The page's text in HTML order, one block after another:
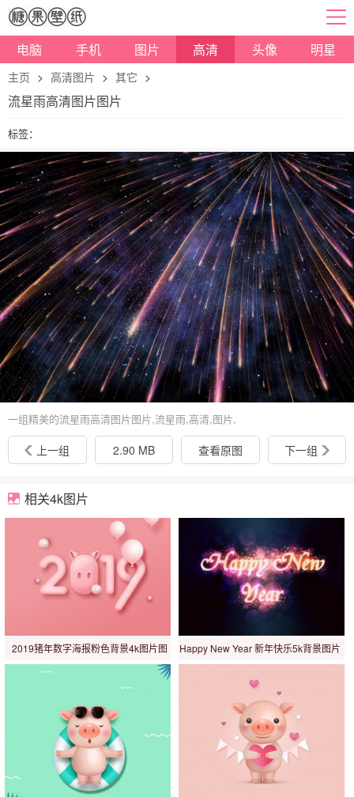
电脑 手机 图片 高清 头像 明星
主页 > 高清图片 > 其它 >
流星雨高清图片图片
标签：
一组精美的流星雨高清图片图片,流星雨,高清,图片,
上一组 2.90 MB 查看原图 下一组
相关4k图片
2019猪年数字海报粉色背景4k图片图
片
Happy New Year 新年快乐5k背景图片
图片